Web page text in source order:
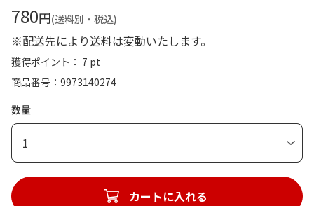
780円(送料別・税込)
※配送先により送料は変動いたします。
獲得ポイント： 7 pt
商品番号
9973140274
数量
1
カートに入れる